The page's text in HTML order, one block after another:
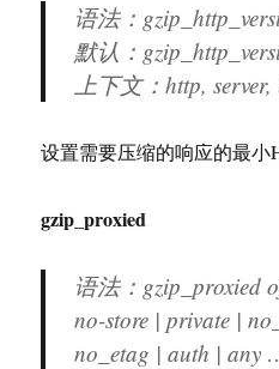
语法：
默认：
上下文：http,
设置需要压缩的响应的最小
gzip_proxied
语法：gzip_proxied
no-store | private |
no_etag | auth | any